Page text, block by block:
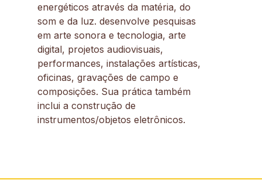
energéticos através da matéria, do
som e da luz. desenvolve pesquisas
em arte sonora e tecnologia, arte
digital, projetos audiovisuais,
performances, instalações artísticas,
oficinas, gravações de campo e
composições. Sua prática também
inclui a construção de
instrumentos/objetos eletrônicos.